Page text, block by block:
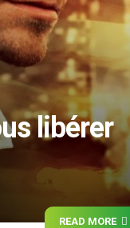
libérer
READ MORE